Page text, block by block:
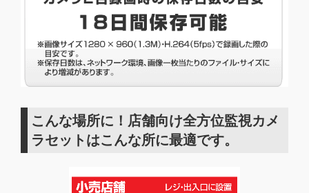
こんな場所に！店舗向け全方位監視カメ
ラセットはこんな所に最適です。